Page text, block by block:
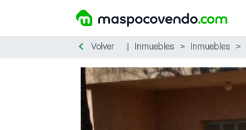
Volver Inmuebles Inmuebles